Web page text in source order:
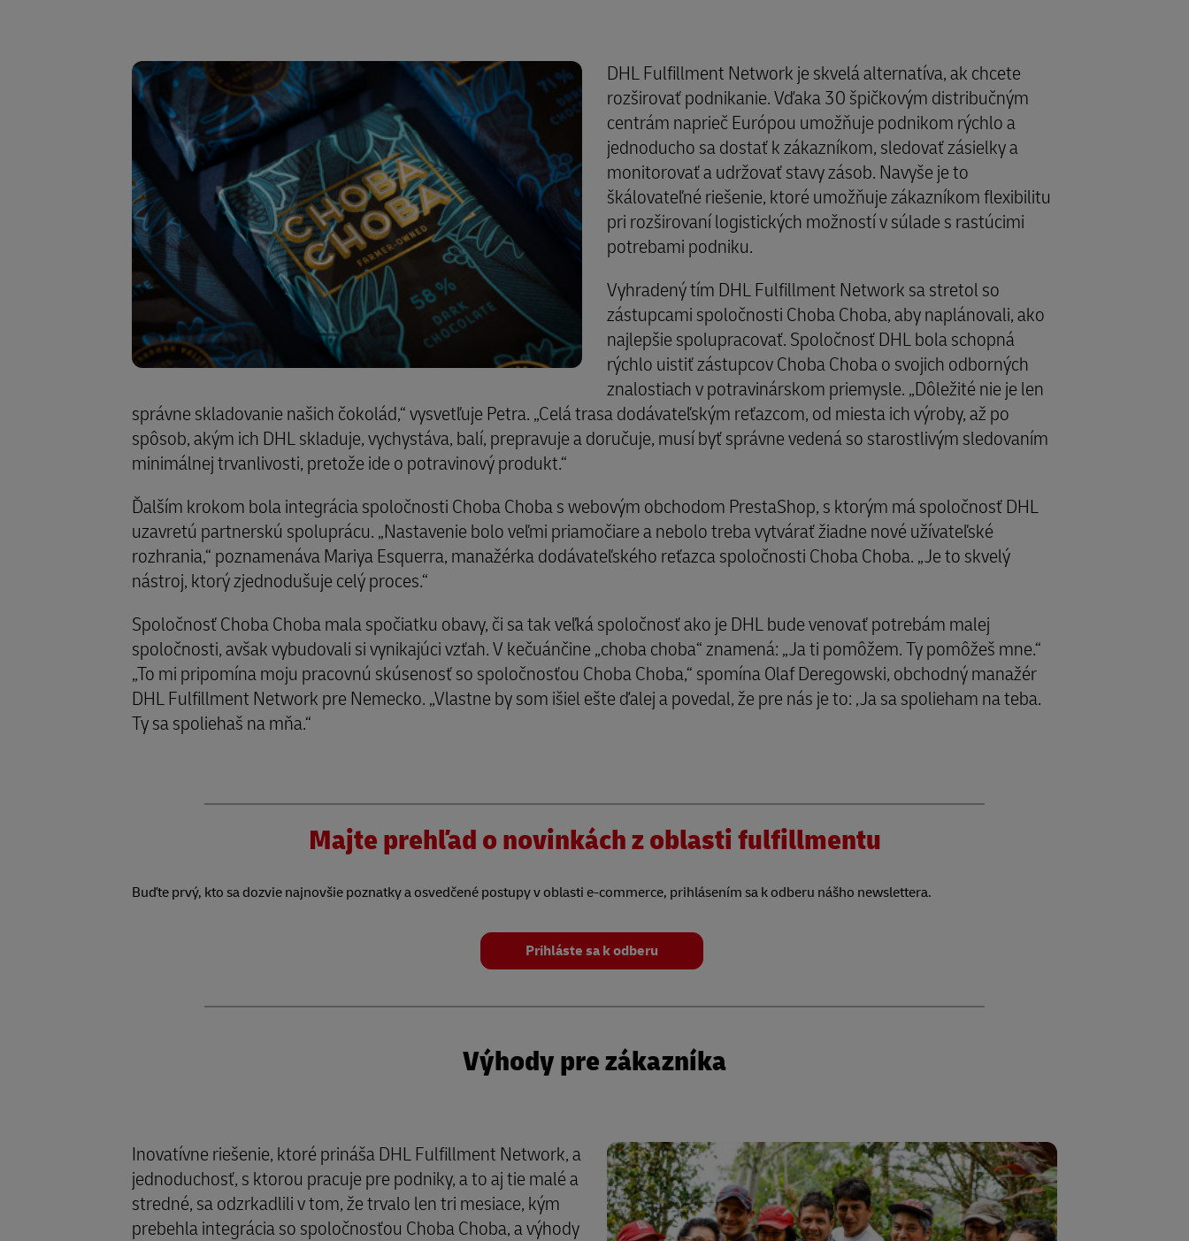
DHL Fulfillment Network je skvelá alternatíva, ak chcete
rozširovať podnikanie. Vďaka 30 špičkovým distribučným
centrám naprieč Európou umožňuje podnikom rýchlo a
jednoducho sa dostať k zákazníkom, sledovať zásielky a
monitorovať a udržovať stavy zásob. Navyše je to
škálovateľné riešenie, ktoré umožňuje zákazníkom flexibilitu
pri rozširovaní logistických možností v súlade s rastúcimi
potrebami podniku.
Vyhradený tím DHL Fulfillment Network sa stretol so
zástupcami spoločnosti Choba Choba, aby naplánovali, ako
najlepšie spolupracovať. Spoločnosť DHL bola schopná
rýchlo uistiť zástupcov Choba Choba o svojich odborných
znalostiach v potravinárskom priemysle. „Dôležité nie je len
správne skladovanie našich čokolád,“ vysvetľuje Petra. „Celá trasa dodávateľským reťazcom, od miesta ich výroby, až po
spôsob, akým ich DHL skladuje, vychystáva, balí, prepravuje a doručuje, musí byť správne vedená so starostlivým sledovaním
minimálnej trvanlivosti, pretože ide o potravinový produkt.“
Ďalším krokom bola integrácia spoločnosti Choba Choba s webovým obchodom PrestaShop, s ktorým má spoločnosť DHL
uzavretú partnerskú spoluprácu. „Nastavenie bolo veľmi priamočiare a nebolo treba vytvárať žiadne nové užívateľské
rozhrania,“ poznamenáva Mariya Esquerra, manažérka dodávateľského reťazca spoločnosti Choba Choba. „Je to skvelý
nástroj, ktorý zjednodušuje celý proces.“
Spoločnosť Choba Choba mala spočiatku obavy, či sa tak veľká spoločnosť ako je DHL bude venovať potrebám malej
spoločnosti, avšak vybudovali si vynikajúci vzťah. V kečuánčine „choba choba“ znamená: „Ja ti pomôžem. Ty pomôžeš mne.“
„To mi pripomína moju pracovnú skúsenosť so spoločnosťou Choba Choba,“ spomína Olaf Deregowski, obchodný manažér
DHL Fulfillment Network pre Nemecko. „Vlastne by som išiel ešte ďalej a povedal, že pre nás je to: ‚Ja sa spolieham na teba.
Ty sa spoliehaš na mňa.“
Majte prehľad o novinkách z oblasti fulfillmentu
Buďte prvý, kto sa dozvie najnovšie poznatky a osvedčené postupy v oblasti e-commerce, prihlásením sa k odberu nášho newslettera.
Prihláste sa k odberu
Výhody pre zákazníka
Inovatívne riešenie, ktoré prináša DHL Fulfillment Network, a
jednoduchosť, s ktorou pracuje pre podniky, a to aj tie malé a
stredné, sa odzrkadlili v tom, že trvalo len tri mesiace, kým
prebehla integrácia so spoločnosťou Choba Choba, a výhody